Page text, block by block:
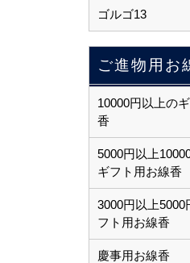
ゴルゴ13
ご進物用お
10000円以上の
香
5000円以上
ギフト用お線香
3000円以上5000
フト用お線香
慶事用お線香